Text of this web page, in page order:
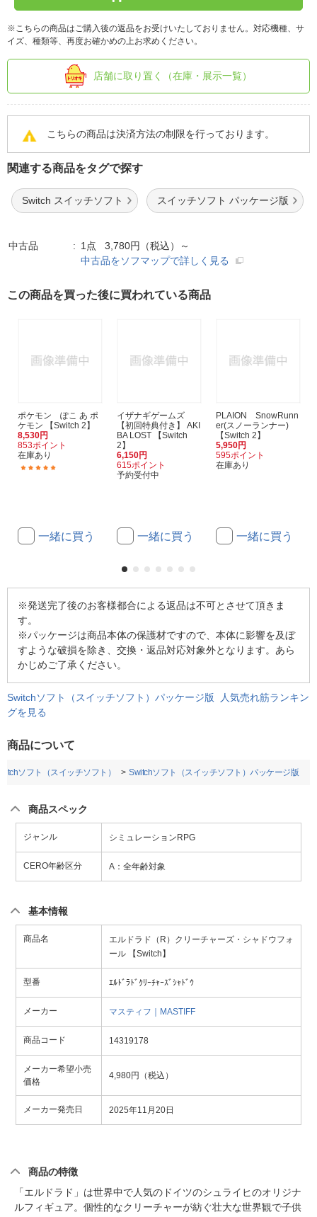
※こちらの商品はご購入後の返品をお受けいたしておりません。対応機種、サ
イズ、種類等、再度お確かめの上お求めください。
店舗に取り置く（在庫・展示一覧）
こちらの商品は決済方法の制限を行っております。
関連する商品をタグで探す
Switch スイッチソフト スイッチソフト パッケージ版
中古品
1点 3,780円（税込）～
中古品をソフマップで詳しく見る
この商品を買った後に買われている商品
ポケモン ぽこ あ ポ
ケモン 【Switch 2】
8,530円
853ポイント
在庫あり
一緒に買う
イザナギゲームズ
【初回特典付き】 AKI
BA LOST 【Switch
2】
6,150円
615ポイント
予約受付中
一緒に買う
PLAION SnowRunn
er(スノーランナー)
【Switch 2】
5,950円
595ポイント
在庫あり
一緒に買う
※発送完了後のお客様都合による返品は不可とさせて頂きま
す。
※パッケージは商品本体の保護材ですので、本体に影響を及ぼ
すような破損を除き、交換・返品対応対象外となります。あら
かじめご了承ください。
Switchソフト（スイッチソフト）パッケージ版 人気売れ筋ランキン
グを見る
商品について
ソフト（スイッチソフト） Switchソフト（スイッチソフト）パッケージ版
商品スペック
ジャンル シミュレーションRPG
CERO年齢区分 A：全年齢対象
基本情報
商品名
エルドラド（R）クリーチャーズ・シャドウフォ
ール 【Switch】
型番 ｴﾙﾄﾞﾗﾄﾞｸﾘｰﾁｬｰｽﾞｼｬﾄﾞｳ
メーカー マスティフ｜MASTIFF
商品コード 14319178
メーカー希望小売
価格
4,980円（税込）
メーカー発売日 2025年11月20日
商品の特徴
「エルドラド」は世界中で人気のドイツのシュライヒのオリジナ
ルフィギュア。個性的なクリーチャーが紡ぐ壮大な世界観で子供